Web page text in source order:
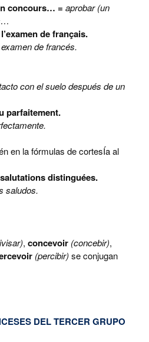
concours… = aprobar (un
de français.
de francés.
con el suelo después de un
parfaitement.
en la fórmulas de cortesÍa al
distinguées.
saludos.
, concevoir (concebir),
(percibir) se conjugan
DEL TERCER GRUPO